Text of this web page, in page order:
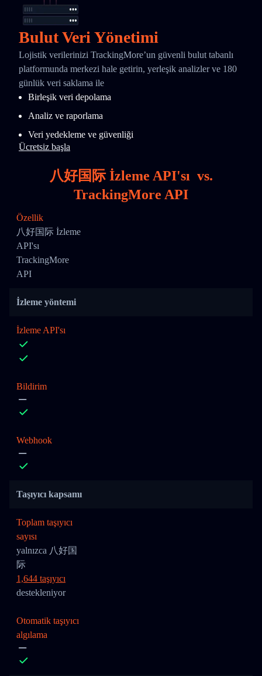
Bulut Veri Yönetimi
Lojistik verilerinizi TrackingMore’un güvenli bulut tabanlı
platformunda merkezi hale getirin, yerleşik analizler ve 180
günlük veri saklama ile
Birleşik veri depolama
Analiz ve raporlama
Veri yedekleme ve güvenliği
Ücretsiz başla
八好国际 İzleme API'sı vs.
TrackingMore API
Özellik
八好国际 İzleme
API'sı
TrackingMore
API
İzleme yöntemi
İzleme API'sı
Bildirim
Webhook
Taşıyıcı kapsamı
Toplam taşıyıcı
sayısı
yalnızca 八好国
际
1,644 taşıyıcı
destekleniyor
Otomatik taşıyıcı
algılama